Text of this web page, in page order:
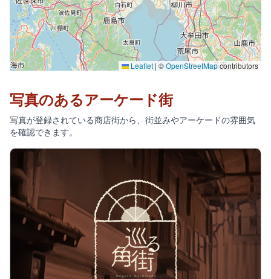
Leaflet | ©OpenStreetMapcontributors
写真のあるアーケード街
写真が登録されている商店街から、街並みやアーケードの雰囲気
を確認できます。